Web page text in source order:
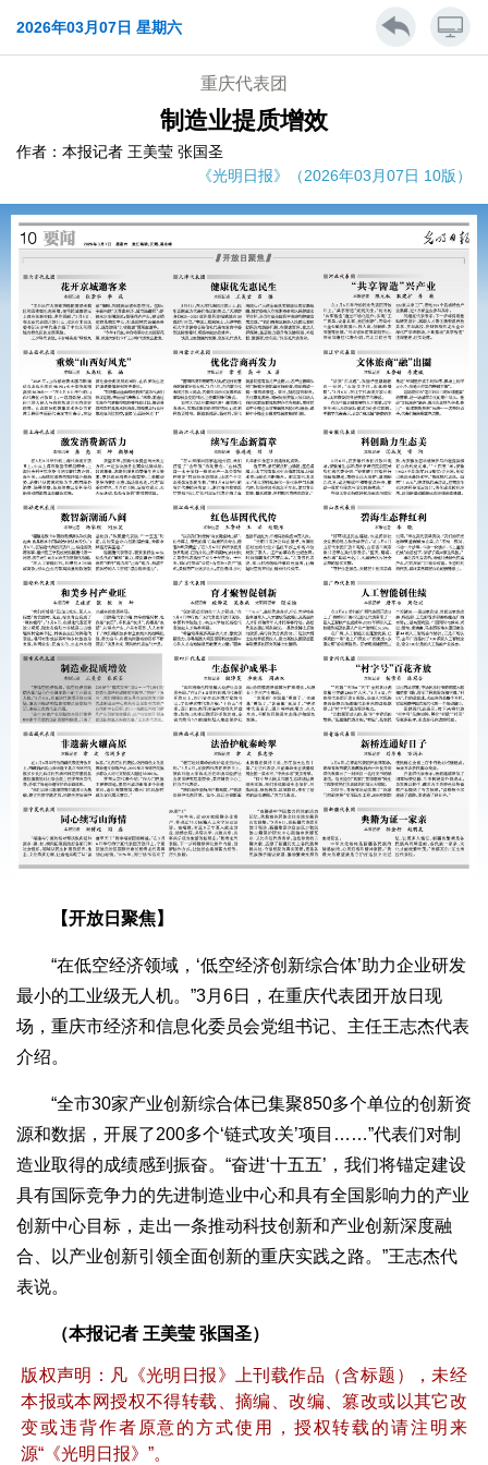
2026年03月07日 星期六
重庆代表团
制造业提质增效
作者：本报记者 王美莹 张国圣
《光明日报》（2026年03月07日 10版）
【开放日聚焦】
“在低空经济领域，‘低空经济创新综合体’助力企业研发
最小的工业级无人机。”3月6日，在重庆代表团开放日现
场，重庆市经济和信息化委员会党组书记、主任王志杰代表
介绍。
“全市30家产业创新综合体已集聚850多个单位的创新资
源和数据，开展了200多个‘链式攻关’项目……”代表们对制
造业取得的成绩感到振奋。“奋进‘十五五’，我们将锚定建设
具有国际竞争力的先进制造业中心和具有全国影响力的产业
创新中心目标，走出一条推动科技创新和产业创新深度融
合、以产业创新引领全面创新的重庆实践之路。”王志杰代
表说。
（本报记者 王美莹 张国圣）
版权声明：凡《光明日报》上刊载作品（含标题），未经
本报或本网授权不得转载、摘编、改编、篡改或以其它改
变或违背作者原意的方式使用，授权转载的请注明来
源“《光明日报》”。